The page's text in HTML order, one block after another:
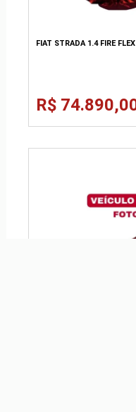
FIAT STRADA 1.4 FIRE
R$